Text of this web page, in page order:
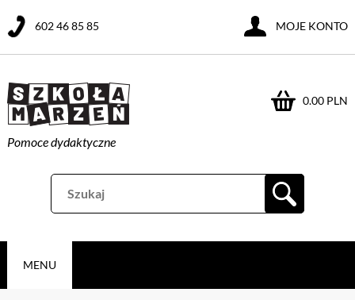
Pomoce dydaktyczne
0.00 PLN
602 46 85 85 MOJE KONTO
MENU